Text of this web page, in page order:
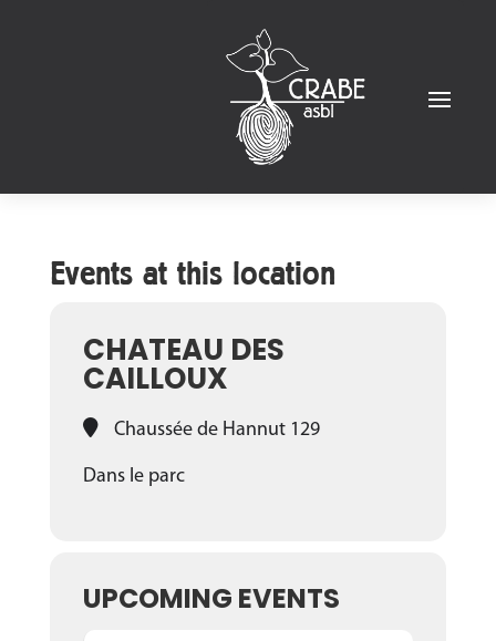
Events at this location
CHATEAU DES
CAILLOUX
Chaussée de Hannut 129
Dans le parc
UPCOMING EVENTS